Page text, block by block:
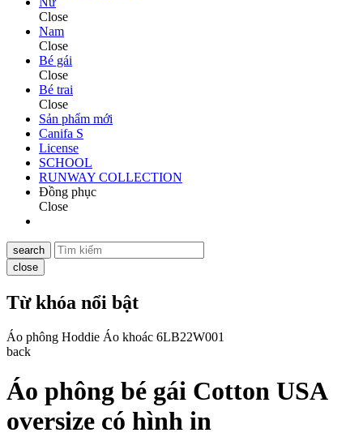
Close
Nam
Close
Bé gái
Close
Bé trai
Close
Sản phẩm mới
Canifa S
License
SCHOOL
RUNWAY COLLECTION
Đồng phục
Close
search
close
Từ khóa nổi bật
Áo phông Hoddie Áo khoác 6LB22W001
back
Áo phông bé gái Cotton USA
oversize có hình in